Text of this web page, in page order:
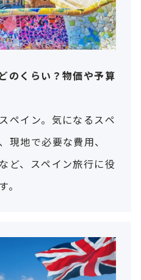
のくらい？物価や予算
ペイン。気になるスペ
現地で必要な費用、
ど、スペイン旅行に役